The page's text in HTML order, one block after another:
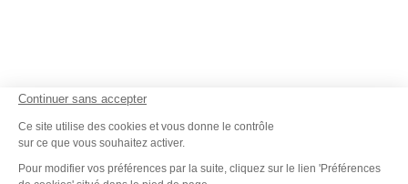
Continuer sans accepter
Ce site utilise des cookies et vous donne le contrôle
sur ce que vous souhaitez activer.
Pour modifier vos préférences par la suite, cliquez sur le lien 'Préférences